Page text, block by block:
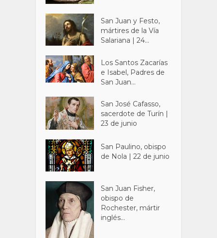
San Juan y Festo,
mártires de la Vía
Salariana | 24...
Los Santos Zacarías
e Isabel, Padres de
San Juan...
San José Cafasso,
sacerdote de Turín |
23 de junio
San Paulino, obispo
de Nola | 22 de junio
San Juan Fisher,
obispo de
Rochester, mártir
inglés...